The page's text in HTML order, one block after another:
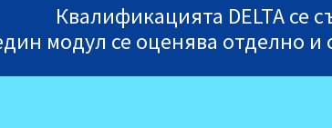
Квалификацията DELTA се
модул се оценява отделно и